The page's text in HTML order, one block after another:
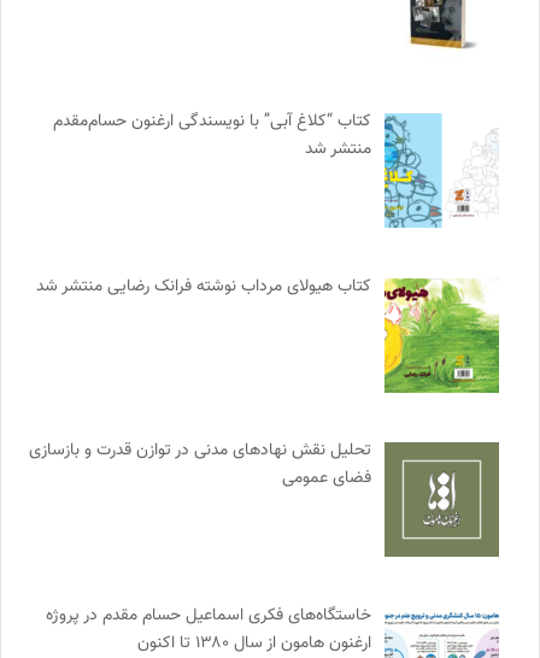
کتاب “کلاغ آبی” با نویسندگی ارغنون حسام‌مقدم
منتشر شد
کتاب هیولای مرداب نوشته فرانک رضایی منتشر شد
تحلیل نقش نهادهای مدنی در توازن قدرت و بازسازی
فضای عمومی
خاستگاه‌های فکری اسماعیل حسام مقدم در پروژه
ارغنون هامون از سال ۱۳۸۰ تا اکنون